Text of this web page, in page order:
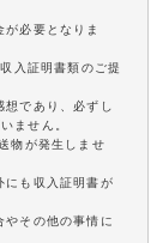
必要となりま
入証明書類のご提
想であり、必ずし
ません。
物が発生しませ
にも収入証明書が
やその他の事情に